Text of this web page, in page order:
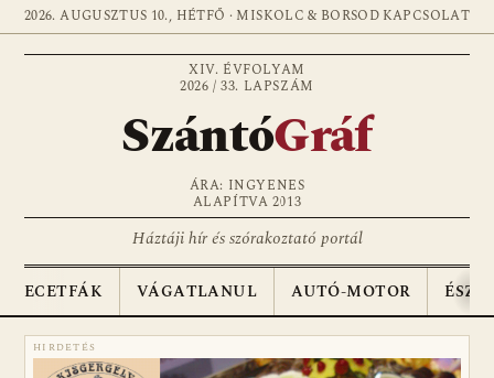
2026. AUGUSZTUS 10., HÉTFŐ · MISKOLC & BORSOD KAPCSOLAT
XIV. ÉVFOLYAM
2026 / 33. LAPSZÁM
SzántóGráf
ÁRA: INGYENES
ALAPÍTVA 2013
Háztáji hír és szórakoztató portál
ECETFÁK VÁGATLANUL AUTÓ-MOTOR
HIRDETÉS